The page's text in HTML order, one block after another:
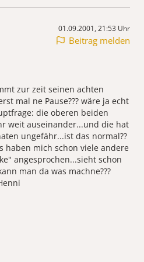
01.09.2001, 21:53 Uhr
Beitrag melden
zur zeit seinen achten
mal ne Pause??? wäre ja echt
die oberen beiden
weit auseinander...und die hat
ungefähr...ist das normal??
haben mich schon viele andere
angesprochen...sieht schon
man da was machne???